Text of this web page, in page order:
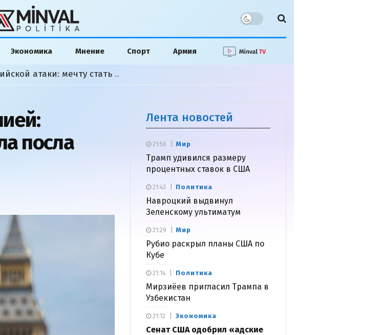
Экономика Мнение Спорт Армия
Азербайджанский студент погиб после российской атаки: мечту стать моряком сожгла война
посла
Лента новостей
Мир
Трамп удивился размеру
процентных ставок в США
21:56
Политика
Навроцкий выдвинул
Зеленскому ультиматум
21:43
Мир
Рубио раскрыл планы США по
Кубе
21:29
Политика
Мирзиёев пригласил Трампа в
Узбекистан
21:14
Экономика
Сенат США одобрил «адские
21:12